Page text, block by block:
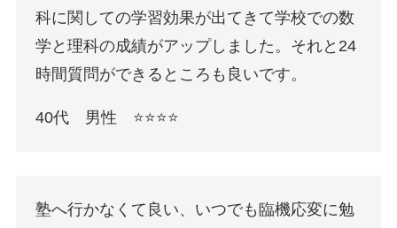
科に関しての学習効果が出てきて学校での数
学と理科の成績がアップしました。それと24
時間質問ができるところも良いです。
40代 男性 ⭐️⭐️⭐️⭐️
塾へ行かなくて良い、いつでも臨機応変に勉